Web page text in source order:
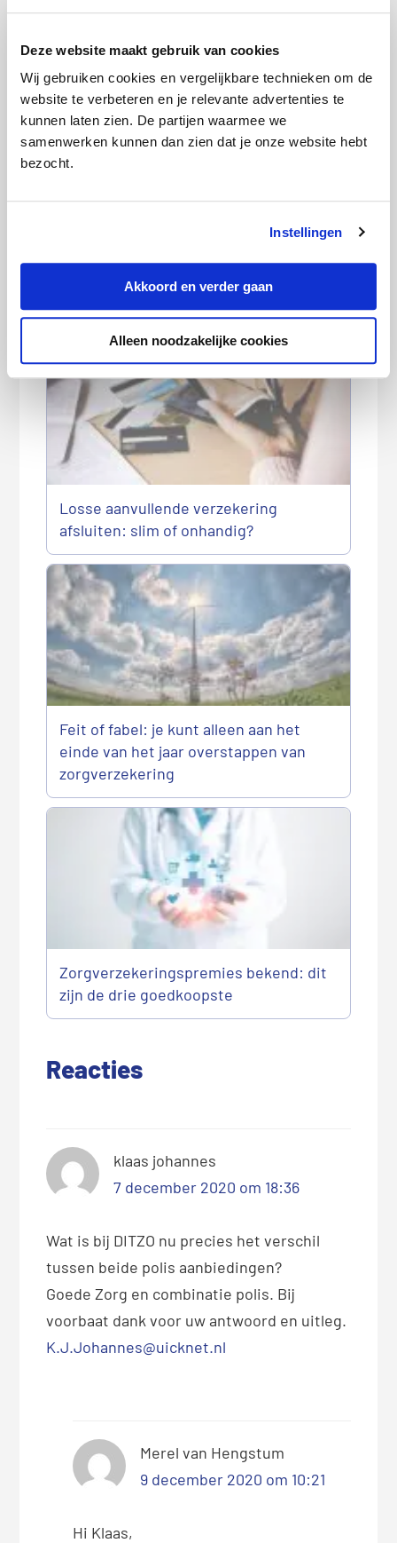
Deze website maakt gebruik van cookies
Wij gebruiken cookies en vergelijkbare technieken om de
website te verbeteren en je relevante advertenties te
kunnen laten zien. De partijen waarmee we
samenwerken kunnen dan zien dat je onze website hebt
bezocht.
Instellingen
Akkoord en verder gaan
Alleen noodzakelijke cookies
a
t
i
e
s
zorgverzekering?
Haal meer uit je zorgverzekering: 5
gratis extra’s die je niet mag missen
Losse aanvullende verzekering
afsluiten: slim of onhandig?
Feit of fabel: je kunt alleen aan het
einde van het jaar overstappen van
zorgverzekering
Zorgverzekeringspremies bekend: dit
zijn de drie goedkoopste
Reacties
klaas johannes
7 december 2020 om 18:36
Wat is bij DITZO nu precies het verschil
tussen beide polis aanbiedingen?
Goede Zorg en combinatie polis. Bij
voorbaat dank voor uw antwoord en uitleg.
K.J.Johannes@uicknet.nl
Merel van Hengstum
9 december 2020 om 10:21
Hi Klaas,